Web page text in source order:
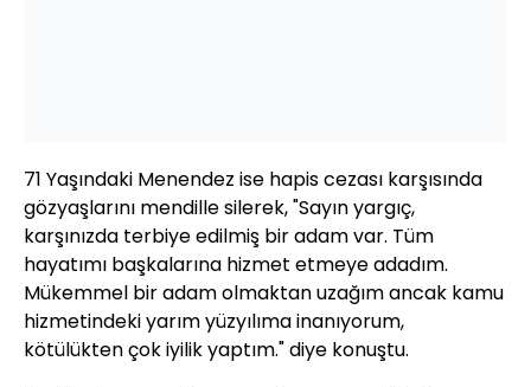
71 Yaşındaki Menendez ise hapis cezası karşısında
gözyaşlarını mendille silerek, "Sayın yargıç,
karşınızda terbiye edilmiş bir adam var. Tüm
hayatımı başkalarına hizmet etmeye adadım.
Mükemmel bir adam olmaktan uzağım ancak kamu
hizmetindeki yarım yüzyılıma inanıyorum,
kötülükten çok iyilik yaptım." diye konuştu.